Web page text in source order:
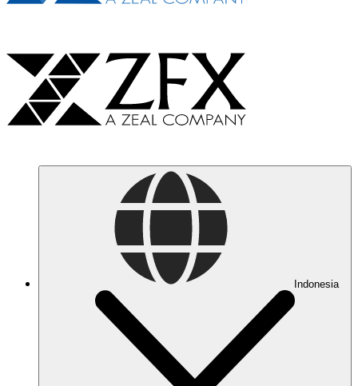
Indonesia